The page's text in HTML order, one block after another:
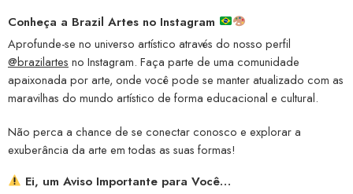
Conheça a Brazil Artes no Instagram
Aprofunde-se no universo artístico através do nosso perfil
@brazilartes no Instagram. Faça parte de uma comunidade
apaixonada por arte, onde você pode se manter atualizado com as
maravilhas do mundo artístico de forma educacional e cultural.
Não perca a chance de se conectar conosco e explorar a
exuberância da arte em todas as suas formas!
Ei, um Aviso Importante para Você…